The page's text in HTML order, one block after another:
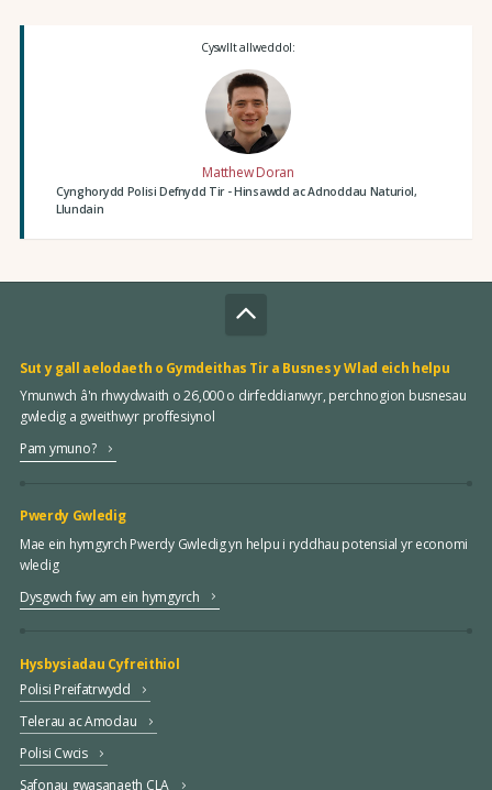
Cyswllt allweddol:
Matthew Doran
Cynghorydd Polisi Defnydd Tir - Hinsawdd ac Adnoddau Naturiol,
Llundain
Sut y gall aelodaeth o Gymdeithas Tir a Busnes y Wlad eich helpu
Ymunwch â'n rhwydwaith o 26,000 o dirfeddianwyr, perchnogion busnesau
gwledig a gweithwyr proffesiynol
Pam ymuno?
Pwerdy Gwledig
Mae ein hymgyrch Pwerdy Gwledig yn helpu i ryddhau potensial yr economi
wledig
Dysgwch fwy am ein hymgyrch
Hysbysiadau Cyfreithiol
Polisi Preifatrwydd
Telerau ac Amodau
Polisi Cwcis
Safonau gwasanaeth CLA